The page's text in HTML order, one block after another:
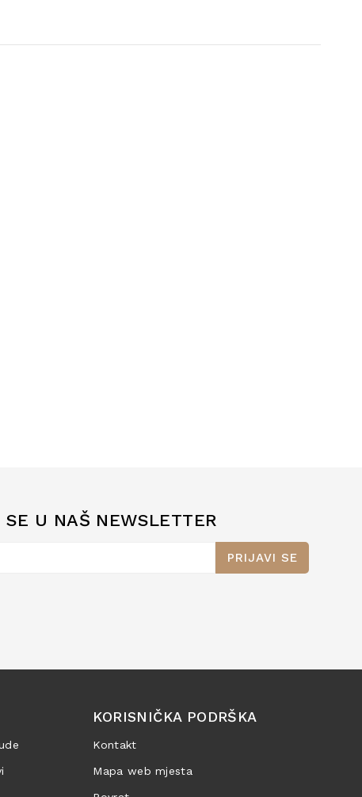
SE U NAŠ NEWSLETTER
PRIJAVI SE
KORISNIČKA PODRŠKA
Kontakt
Mapa web mjesta